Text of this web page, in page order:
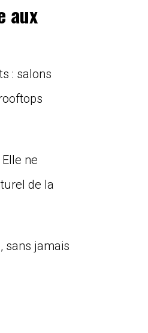
aux
: salons
ne
de la
sans jamais